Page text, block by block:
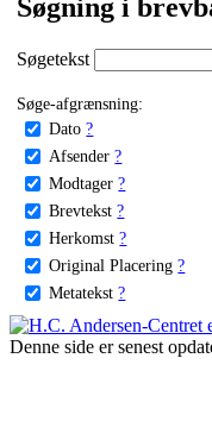
Søgning i
Søgetekst
Søge-afgrænsning:
Dato ?
Afsender ?
Modtager ?
Brevtekst ?
Herkomst ?
Original Placering ?
Metatekst ?
Denne side er senest